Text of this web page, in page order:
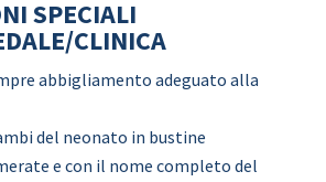
SPECIALI
CLINICA
abbigliamento adeguato alla
del neonato in bustine
e con il nome completo del